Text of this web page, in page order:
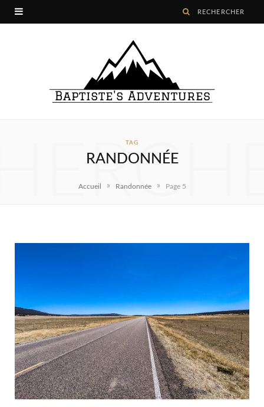
TAG
RANDONNÉE
Accueil » Randonnée » Page 5